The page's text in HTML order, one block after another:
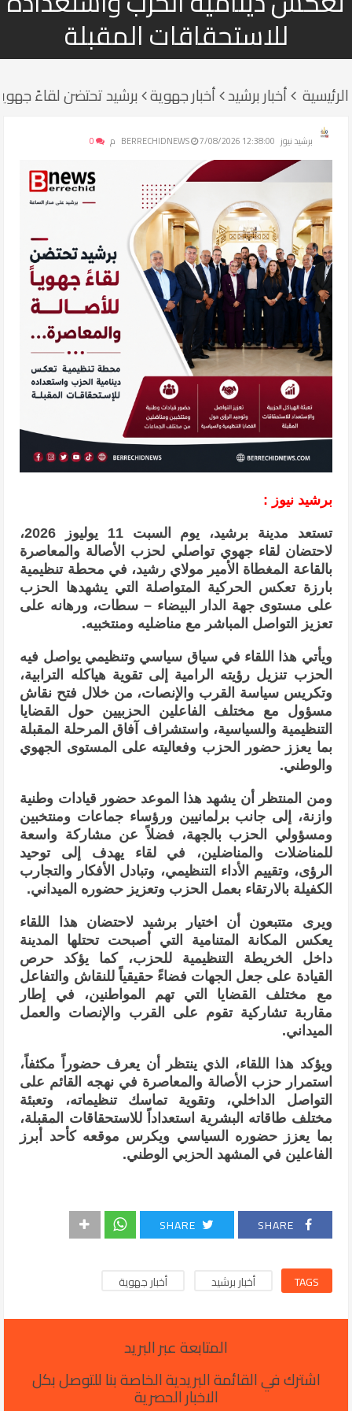
للاستحقاقات المقبلة
الرئيسية أخبار برشيد أخبار جهوية برشيد تحتضن لقاءً
برشيد نيوز BERRECHIDNEWS 7/08/2026 12:38:00 م
برشيد نيوز :
تستعد مدينة برشيد، يوم السبت 11 يوليوز 2026،
لاحتضان لقاء جهوي تواصلي لحزب الأصالة والمعاصرة
بالقاعة المغطاة الأمير مولاي رشيد، في محطة تنظيمية
بارزة تعكس الحركية المتواصلة التي يشهدها الحزب
على مستوى جهة الدار البيضاء – سطات، ورهانه على
تعزيز التواصل المباشر مع مناضليه ومنتخبيه.
ويأتي هذا اللقاء في سياق سياسي وتنظيمي يواصل فيه
الحزب تنزيل رؤيته الرامية إلى تقوية هياكله الترابية،
وتكريس سياسة القرب والإنصات، من خلال فتح نقاش
مسؤول مع مختلف الفاعلين الحزبيين حول القضايا
التنظيمية والسياسية، واستشراف آفاق المرحلة المقبلة
بما يعزز حضور الحزب وفعاليته على المستوى الجهوي
والوطني.
ومن المنتظر أن يشهد هذا الموعد حضور قيادات وطنية
وازنة، إلى جانب برلمانيين ورؤساء جماعات ومنتخبين
ومسؤولي الحزب بالجهة، فضلاً عن مشاركة واسعة
للمناضلات والمناضلين، في لقاء يهدف إلى توحيد
الرؤى، وتقييم الأداء التنظيمي، وتبادل الأفكار والتجارب
الكفيلة بالارتقاء بعمل الحزب وتعزيز حضوره الميداني.
ويرى متتبعون أن اختيار برشيد لاحتضان هذا اللقاء
يعكس المكانة المتنامية التي أصبحت تحتلها المدينة
داخل الخريطة التنظيمية للحزب، كما يؤكد حرص
القيادة على جعل الجهات فضاءً حقيقياً للنقاش والتفاعل
مع مختلف القضايا التي تهم المواطنين، في إطار
مقاربة تشاركية تقوم على القرب والإنصات والعمل
الميداني.
ويؤكد هذا اللقاء، الذي ينتظر أن يعرف حضوراً مكثفاً،
استمرار حزب الأصالة والمعاصرة في نهجه القائم على
التواصل الداخلي، وتقوية تماسك تنظيماته، وتعبئة
مختلف طاقاته البشرية استعداداً للاستحقاقات المقبلة،
بما يعزز حضوره السياسي ويكرس موقعه كأحد أبرز
الفاعلين في المشهد الحزبي الوطني.
SHARE
SHARE
TAGS أخبار برشيد أخبار جهوية
المتابعة عبر البريد
اشترك في القائمة البريدية الخاصة بنا للتوصل بكل
الاخبار الحصرية